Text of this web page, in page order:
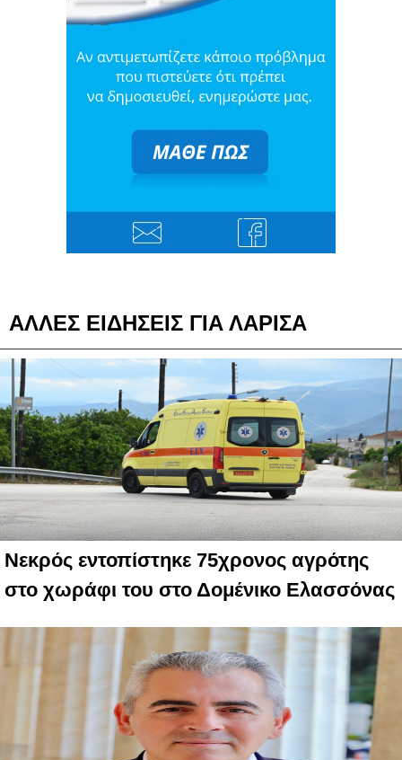
ΑΛΛΕΣ ΕΙΔΗΣΕΙΣ ΓΙΑ ΛΑΡΙΣΑ
Νεκρός εντοπίστηκε 75χρονος αγρότης
στο χωράφι του στο Δομένικο Ελασσόνας